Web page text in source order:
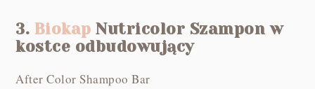
3. Biokap Nutricolor Szampon w
kostce odbudowujący
After Color Shampoo Bar